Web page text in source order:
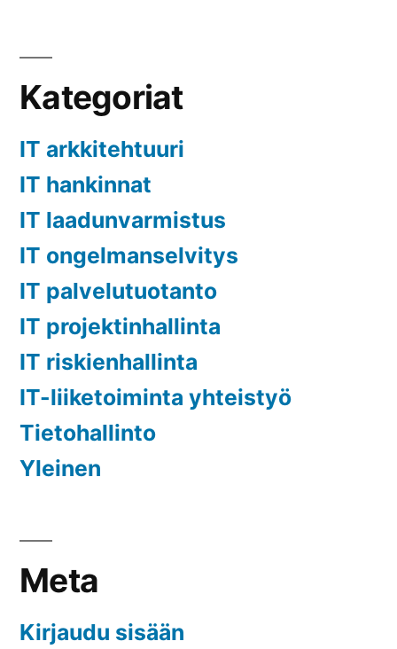
Kategoriat
IT arkkitehtuuri
IT hankinnat
IT laadunvarmistus
IT ongelmanselvitys
IT palvelutuotanto
IT projektinhallinta
IT riskienhallinta
IT-liiketoiminta yhteistyö
Tietohallinto
Yleinen
Meta
Kirjaudu sisään